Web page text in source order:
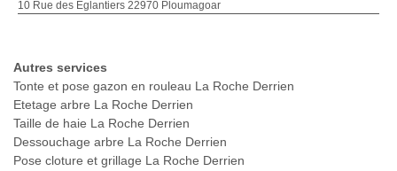
10 Rue des Églantiers 22970 Ploumagoar
Autres services
Tonte et pose gazon en rouleau La Roche Derrien
Etetage arbre La Roche Derrien
Taille de haie La Roche Derrien
Dessouchage arbre La Roche Derrien
Pose cloture et grillage La Roche Derrien